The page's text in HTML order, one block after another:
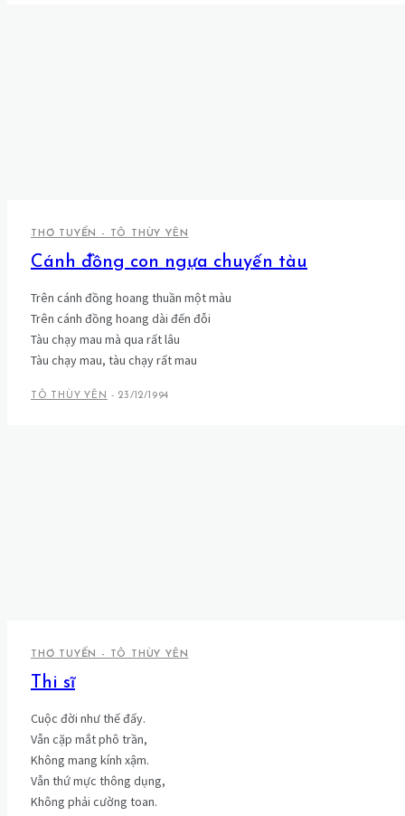
THƠ TUYỂN - TÔ THÙY YÊN
Cánh đồng con ngựa chuyến tàu
Trên cánh đồng hoang thuần một màu
Trên cánh đồng hoang dài đến đỗi
Tàu chạy mau mà qua rất lâu
Tàu chạy mau, tàu chạy rất mau
TÔ THÙY YÊN - 23/12/1994
THƠ TUYỂN - TÔ THÙY YÊN
Thi sĩ
Cuộc đời như thế đấy.
Vẫn cặp mắt phô trần,
Không mang kính xậm.
Vẫn thứ mực thông dụng,
Không phải cường toan.